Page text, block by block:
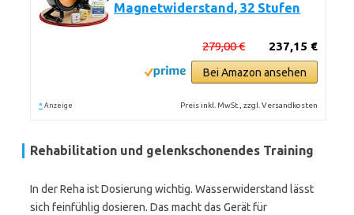
Magnetwiderstand, 32 Stufen
237,15 €
279,00 €
Bei Amazon ansehen
* Anzeige Preis inkl. MwSt., zzgl. Versandkosten
Rehabilitation und gelenkschonendes Training
In der Reha ist Dosierung wichtig. Wasserwiderstand lässt
sich feinfühlig dosieren. Das macht das Gerät für